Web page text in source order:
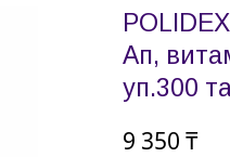
Ап,
уп.300
9 350 ₸